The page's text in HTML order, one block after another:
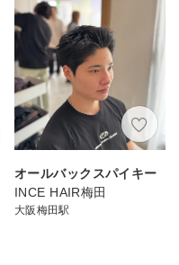
オールバックスパイキー
INCE HAIR梅田
大阪梅田駅